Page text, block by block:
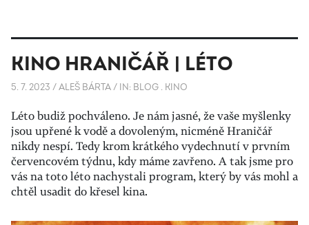
KINO HRANIČÁŘ | LÉTO
5. 7. 2023 /ALEŠ BÁRTA/ IN: BLOG . KINO
Léto budiž pochváleno. Je nám jasné, že vaše myšlenky
jsou upřené k vodě a dovoleným, nicméně Hraničář
nikdy nespí. Tedy krom krátkého vydechnutí v prvním
červencovém týdnu, kdy máme zavřeno. A tak jsme pro
vás na toto léto nachystali program, který by vás mohl a
chtěl usadit do křesel kina.